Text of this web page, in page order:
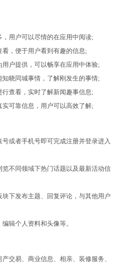
用户可以尽情的在应用中阅读;
，便于用户看到有趣的信息;
户提供，可以畅享在应用中体验;
晓同城事情，了解刚发生的事情;
查看，实时了解新闻趣事信息;
可靠信息，用户可以高效了解;
或者手机号即可完成注册并登录进入
不同领域下热门话题以及最新活动信
下发布主题、回复评论，与其他用户
辑个人资料和头像等。
交易、商业信息、相亲、装修服务、